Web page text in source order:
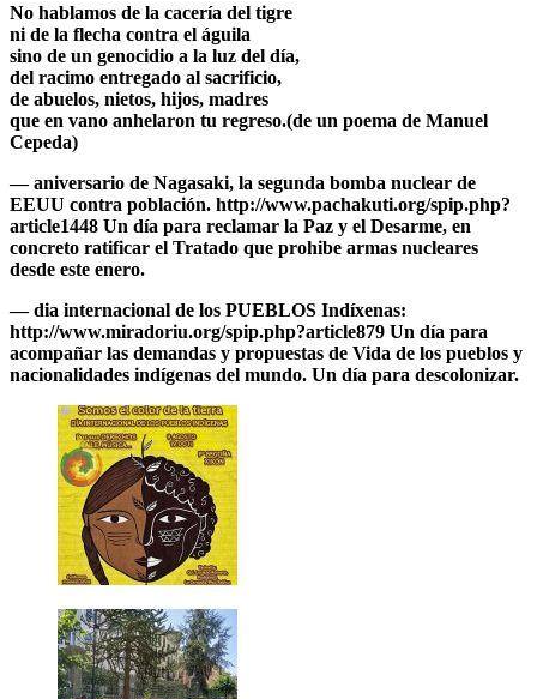
No hablamos de la cacería del tigre
ni de la flecha contra el águila
sino de un genocidio a la luz del día,
del racimo entregado al sacrificio,
de abuelos, nietos, hijos, madres
que en vano anhelaron tu regreso.(de un poema de Manuel
Cepeda)
— aniversario de Nagasaki, la segunda bomba nuclear de
EEUU contra población. http://www.pachakuti.org/spip.php?
article1448 Un día para reclamar la Paz y el Desarme, en
concreto ratificar el Tratado que prohibe armas nucleares
desde este enero.
— dia internacional de los PUEBLOS Indíxenas:
http://www.miradoriu.org/spip.php?article879 Un día para
acompañar las demandas y propuestas de Vida de los pueblos y
nacionalidades indígenas del mundo. Un día para descolonizar.